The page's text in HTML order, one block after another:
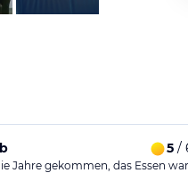
5/
Jahre gekommen, das Essen war